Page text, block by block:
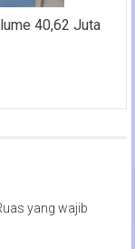
40,62 Juta
yang wajib